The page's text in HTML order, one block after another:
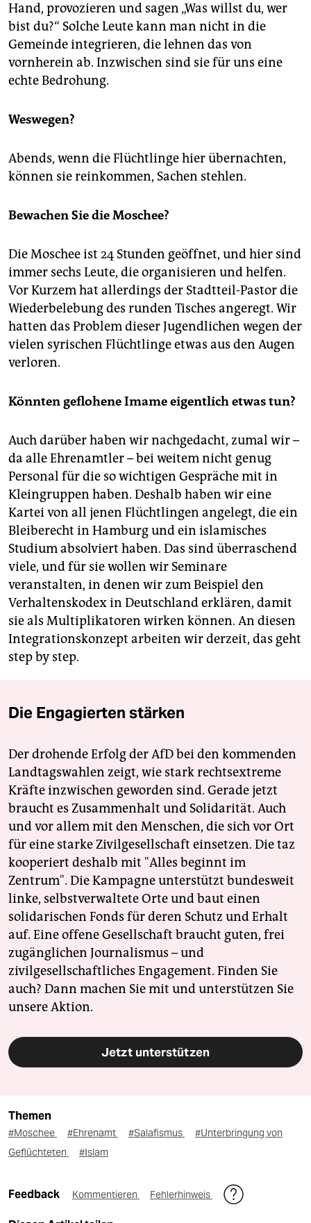
Hand, provozieren und sagen „Was willst du, wer
bist du?“ Solche Leute kann man nicht in die
Gemeinde integrieren, die lehnen das von
vornherein ab. Inzwischen sind sie für uns eine
echte Bedrohung.
Weswegen?
Abends, wenn die Flüchtlinge hier übernachten,
können sie reinkommen, Sachen stehlen.
Bewachen Sie die Moschee?
Die Moschee ist 24 Stunden geöffnet, und hier sind
immer sechs Leute, die organisieren und helfen.
Vor Kurzem hat allerdings der Stadtteil-Pastor die
Wiederbelebung des runden Tisches angeregt. Wir
hatten das Problem dieser Jugendlichen wegen der
vielen syrischen Flüchtlinge etwas aus den Augen
verloren.
Könnten geflohene Imame eigentlich etwas tun?
Auch darüber haben wir nachgedacht, zumal wir –
da alle Ehrenamtler – bei weitem nicht genug
Personal für die so wichtigen Gespräche mit in
Kleingruppen haben. Deshalb haben wir eine
Kartei von all jenen Flüchtlingen angelegt, die ein
Bleiberecht in Hamburg und ein islamisches
Studium absolviert haben. Das sind überraschend
viele, und für sie wollen wir Seminare
veranstalten, in denen wir zum Beispiel den
Verhaltenskodex in Deutschland erklären, damit
sie als Multiplikatoren wirken können. An diesen
Integrationskonzept arbeiten wir derzeit, das geht
step by step.
Die Engagierten stärken
Der drohende Erfolg der AfD bei den kommenden
Landtagswahlen zeigt, wie stark rechtsextreme
Kräfte inzwischen geworden sind. Gerade jetzt
braucht es Zusammenhalt und Solidarität. Auch
und vor allem mit den Menschen, die sich vor Ort
für eine starke Zivilgesellschaft einsetzen. Die taz
kooperiert deshalb mit "Alles beginnt im
Zentrum". Die Kampagne unterstützt bundesweit
linke, selbstverwaltete Orte und baut einen
solidarischen Fonds für deren Schutz und Erhalt
auf. Eine offene Gesellschaft braucht guten, frei
zugänglichen Journalismus – und
zivilgesellschaftliches Engagement. Finden Sie
auch? Dann machen Sie mit und unterstützen Sie
unsere Aktion.
Jetzt unterstützen
Themen
#Moschee #Ehrenamt #Salafismus
#Unterbringung von
Geflüchteten
#Islam
Feedback Kommentieren Fehlerhinweis